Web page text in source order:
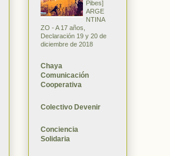
Pibes]
ARGE
NTINA
ZO - A 17 años,
Declaración 19 y 20 de
diciembre de 2018
Chaya
Comunicación
Cooperativa
Colectivo Devenir
Conciencia
Solidaria